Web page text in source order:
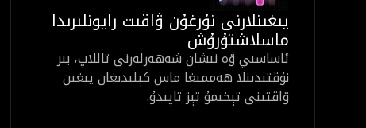
يىغىنلارنى نۇرغۇن ۋاقىت رايونلىرىدا
ماسلاشتۇرۇش
ئاساسىي ۋە نىشان شەھەرلەرنى تاللاپ، بىر
نۇقتىدىنلا ھەممىغا ماس كېلىدىغان يىغىن
ۋاقتىنى تېخىمۇ تېز تاپىدۇ.